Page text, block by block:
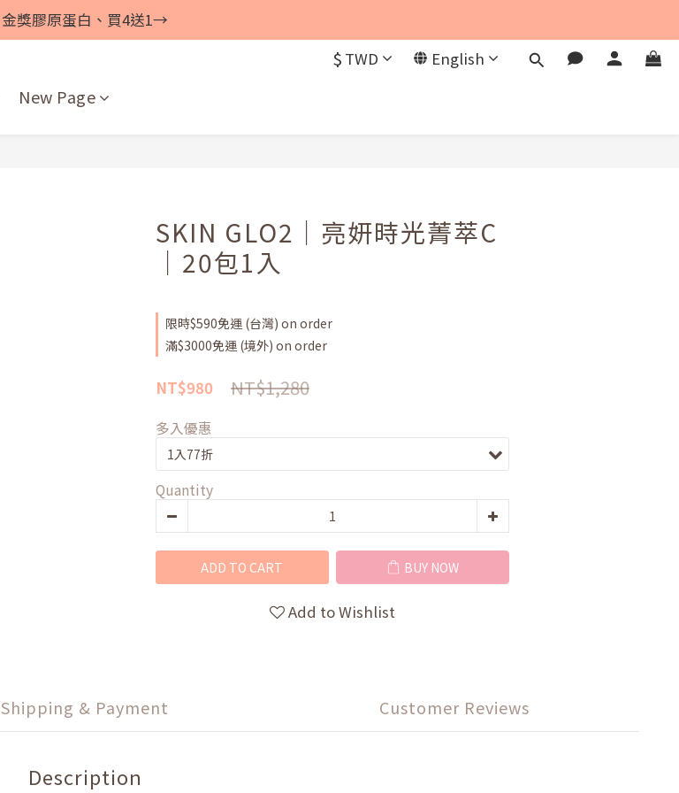
金獎膠原蛋白、買4送1→
$ TWD English
New Page
SKIN GLO2｜亮妍時光菁萃C
｜20包1入
限時$590免運 (台灣) on order
滿$3000免運 (境外) on order
NT$1,280
NT$980
多入優惠
Quantity
ADD TO CART BUY NOW
Add to Wishlist
Shipping & Payment Customer Reviews
Description